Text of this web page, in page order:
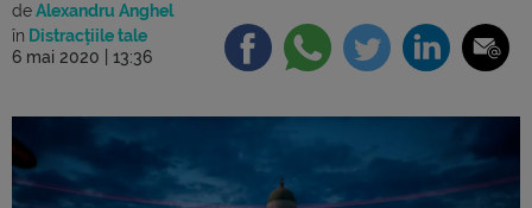
deAlexandru Anghel
în Distracțiile tale
6 mai 2020 | 13:36